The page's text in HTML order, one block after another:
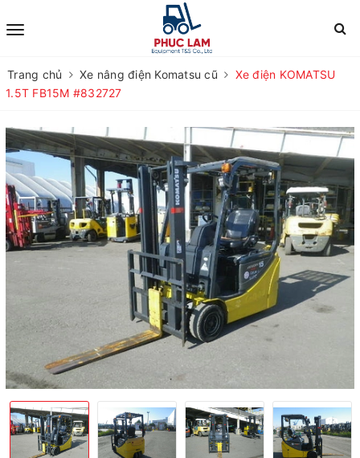
Trang chủ Xe nâng điện Komatsu cũ
Xe điện KOMATSU
1.5T FB15M #832727